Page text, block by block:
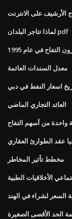
الأرشيف على الانترنت
لماذا تتاجر البلدان pdf
التفاح في عام 1995
معدل السندات العائمة
اسعار النفط في دبي
العائد التجاري الماضي
واحدة من أسهم التفاح
عقد الطوارئ العقاري
مخطط تأثير المخاطر
الأخلاقيات الطبية
السعر لشراء في الهند
الحد الأقصى الصغيرة